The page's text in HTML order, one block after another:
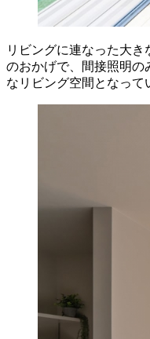
リビングに連なった大
のおかげで、間接照明の
なリビング空間となって